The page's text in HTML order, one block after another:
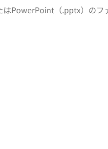
PowerPoint（.pptx）のフ